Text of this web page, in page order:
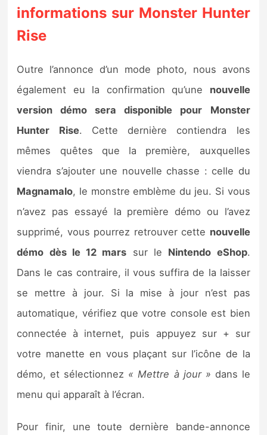
informations sur Monster Hunter
Rise
Outre l’annonce d’un mode photo, nous avons
également eu la confirmation qu’une nouvelle
version démo sera disponible pour
Monster
Hunter Rise. Cette dernière contiendra les
mêmes quêtes que la première, auxquelles
viendra s’ajouter une nouvelle chasse : celle du
Magnamalo, le monstre emblème du jeu. Si vous
n’avez pas essayé la première démo ou l’avez
supprimé, vous pourrez retrouver cette nouvelle
démo dès le 12 mars sur le Nintendo eShop.
Dans le cas contraire, il vous suffira de la laisser
se mettre à jour. Si la mise à jour n’est pas
automatique, vérifiez que votre console est bien
connectée à internet, puis appuyez sur + sur
votre manette en vous plaçant sur l’icône de la
démo, et sélectionnez « Mettre à jour » dans le
menu qui apparaît à l’écran.
Pour finir, une toute dernière bande-annonce